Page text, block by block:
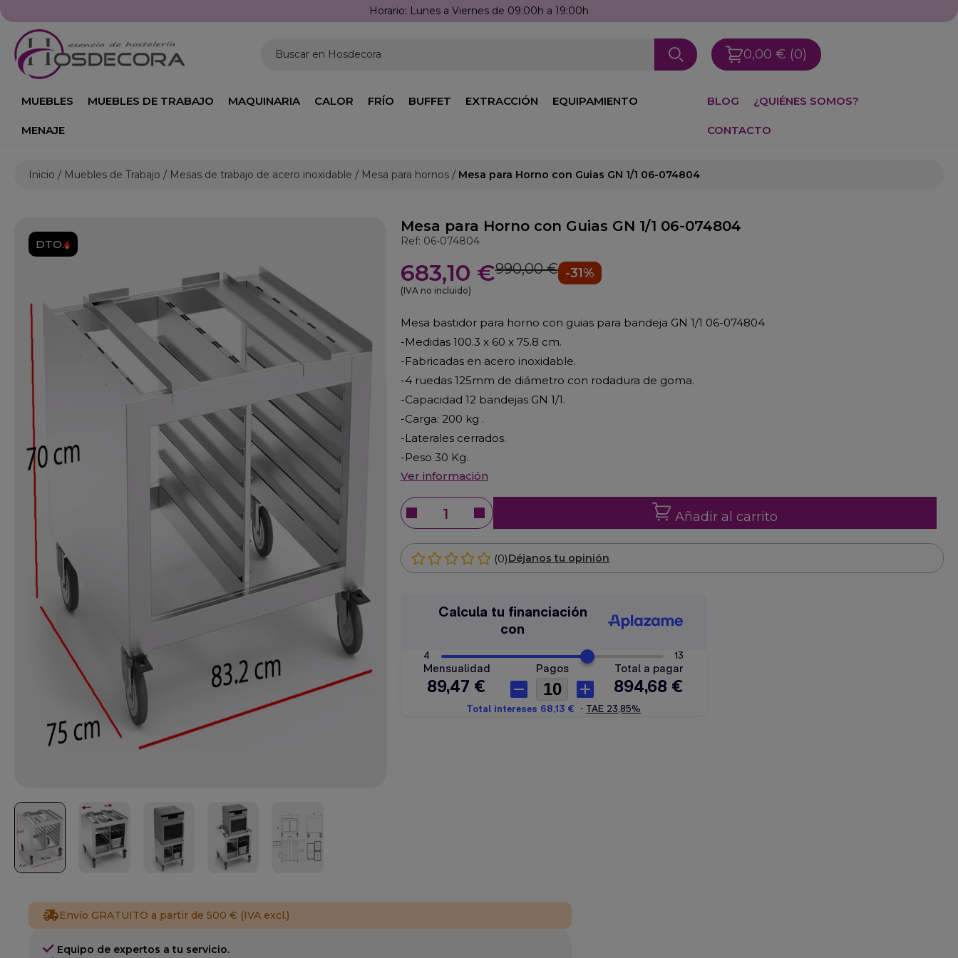
Horario: Lunes a Viernes de 09:00h a 19:00h
Buscar en Hosdecora 0,00 € (0)
MUEBLES MUEBLES DE TRABAJO MAQUINARIA CALOR FRÍO BUFFET EXTRACCIÓN EQUIPAMIENTO
MENAJE
BLOG ¿QUIÉNES SOMOS?
CONTACTO
Inicio Muebles de Trabajo Mesas de trabajo de acero inoxidable Mesa para hornos Mesa para Horno con Guias GN 1/1 06-074804
DTO.
Mesa para Horno con Guias GN 1/1 06-074804
Ref: 06-074804
683,10 €990,00 € -31%
(IVA no incluido)
Mesa bastidor para horno con guias para bandeja GN 1/1 06-074804
-Medidas 100.3 x 60 x 75.8 cm.
-Fabricadas en acero inoxidable.
-4 ruedas 125mm de diámetro con rodadura de goma.
-Capacidad 12 bandejas GN 1/1.
-Carga: 200 kg .
-Laterales cerrados.
-Peso 30 Kg.
Ver información
Añadir al carrito
(0)Déjanos tu opinión
Envío GRATUITO a partir de 500 € (IVA excl.)
Equipo de expertos a tu servicio.